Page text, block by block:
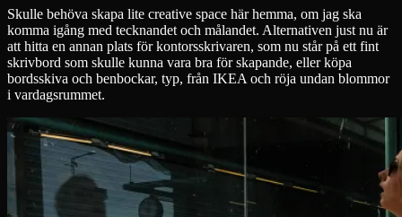
Skulle behöva skapa lite creative space här hemma, om jag ska
komma igång med tecknandet och målandet. Alternativen just nu är
att hitta en annan plats för kontorsskrivaren, som nu står på ett fint
skrivbord som skulle kunna vara bra för skapande, eller köpa
bordsskiva och benbockar, typ, från IKEA och röja undan blommor
i vardagsrummet.